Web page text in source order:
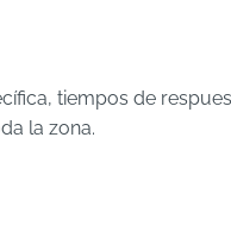
tiempos de
la zona.